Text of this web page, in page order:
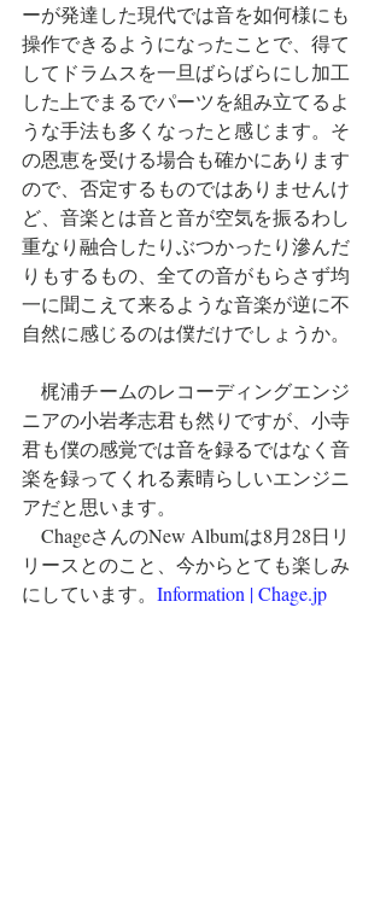
ーが発達した現代では音を如何様にも
操作できるようになったことで、得て
してドラムスを一旦ばらばらにし加工
した上でまるでパーツを組み立てるよ
うな手法も多くなったと感じます。そ
の恩恵を受ける場合も確かにあります
ので、否定するものではありませんけ
ど、音楽とは音と音が空気を振るわし
重なり融合したりぶつかったり滲んだ
りもするもの、全ての音がもらさず均
一に聞こえて来るような音楽が逆に不
自然に感じるのは僕だけでしょうか。
梶浦チームのレコーディングエンジ
ニアの小岩孝志君も然りですが、小寺
君も僕の感覚では音を録るではなく音
楽を録ってくれる素晴らしいエンジニ
アだと思います。
ChageさんのNew Albumは8月28日リ
リースとのこと、今からとても楽しみ
にしています。 Information | Chage.jp